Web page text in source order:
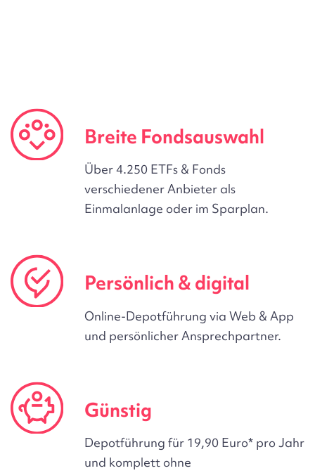
Breite Fondsauswahl
Über 4.250 ETFs & Fonds
verschiedener Anbieter als
Einmalanlage oder im Sparplan.
Persönlich & digital
Online-Depotführung via Web & App
und persönlicher Ansprechpartner.
Günstig
Depotführung für 19,90 Euro* pro Jahr
und komplett ohne